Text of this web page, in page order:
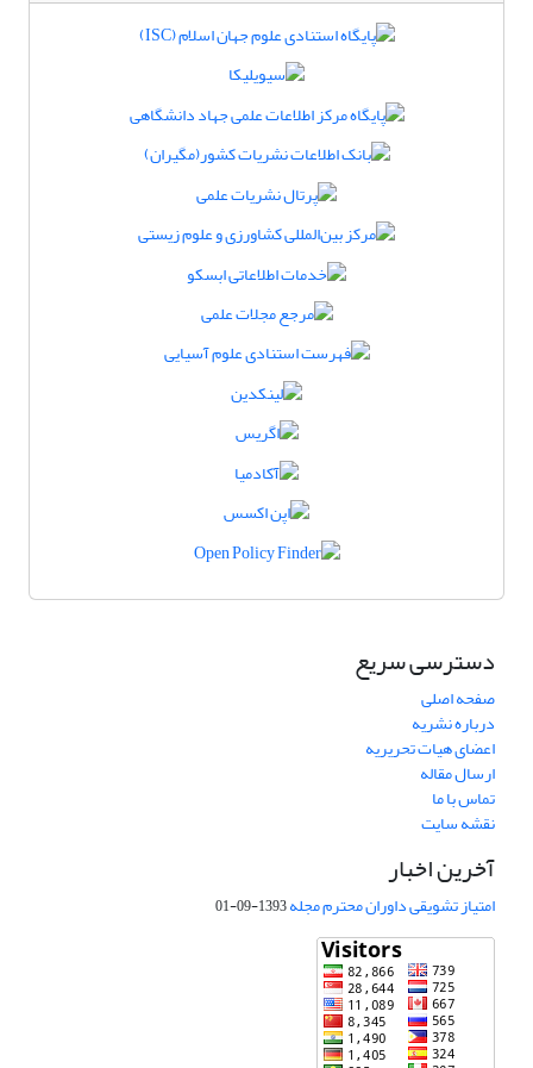
دسترسی سریع
صفحه اصلی
درباره نشریه
اعضای هیات تحریریه
ارسال مقاله
تماس با ما
نقشه سایت
آخرین اخبار
امتیاز تشویقی داوران محترم مجله1393-09-01